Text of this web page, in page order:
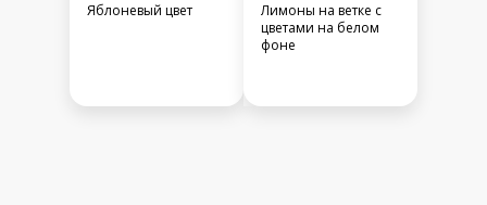
Яблоневый цвет
Лимоны на ветке с
цветами на белом
фоне